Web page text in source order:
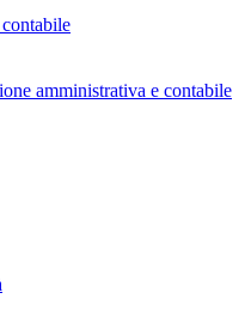
amministrativa e contabile